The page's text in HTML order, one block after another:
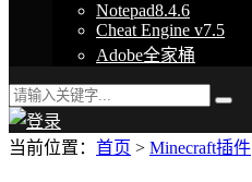
Notepad8.4.6
Cheat Engine v7.5
Adobe全家桶
当前位置： 首页 > Minecraft插件